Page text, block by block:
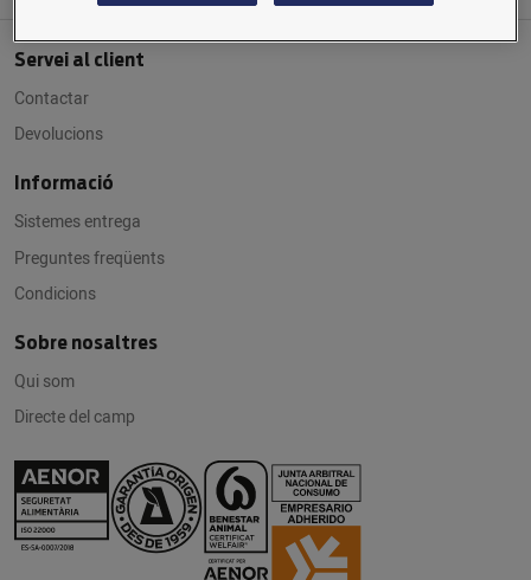
Servei al client
Contactar
Devolucions
Informació
Sistemes entrega
Preguntes freqüents
Condicions
Sobre nosaltres
Qui som
Directe del camp